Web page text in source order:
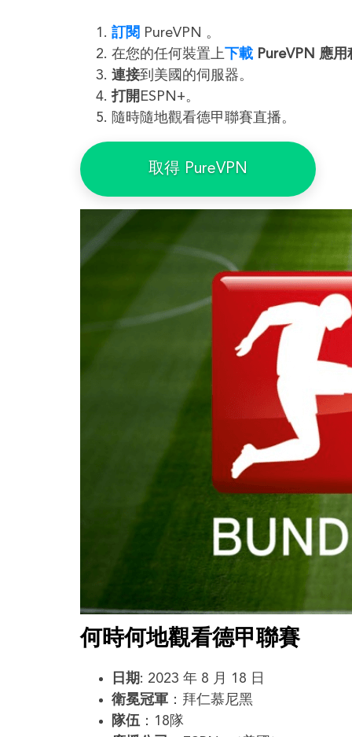
訂閱 PureVPN 。
在您的任何裝置上 下載 PureVPN 應用
連接到美國的伺服器。
打開 ESPN+。
隨時隨地觀看德甲聯賽直播。
取得 PureVPN
何時何地觀看德甲聯賽
日期: 2023 年 8 月 18 日
衛冕冠軍 ：拜仁慕尼黑
隊伍 ：18隊